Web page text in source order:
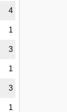
4
1
3
1
3
1